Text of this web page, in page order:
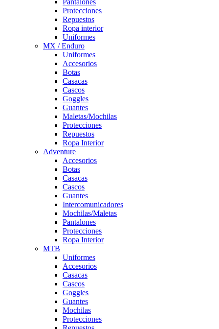
Pantalones
Protecciones
Repuestos
Ropa interior
Uniformes
MX / Enduro
Uniformes
Accesorios
Botas
Casacas
Cascos
Goggles
Guantes
Maletas/Mochilas
Protecciones
Repuestos
Ropa Interior
Adventure
Accesorios
Botas
Casacas
Cascos
Guantes
Intercomunicadores
Mochilas/Maletas
Pantalones
Protecciones
Ropa Interior
MTB
Uniformes
Accesorios
Casacas
Cascos
Goggles
Guantes
Mochilas
Protecciones